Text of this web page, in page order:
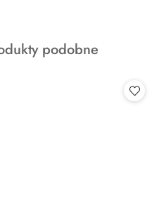
podobne